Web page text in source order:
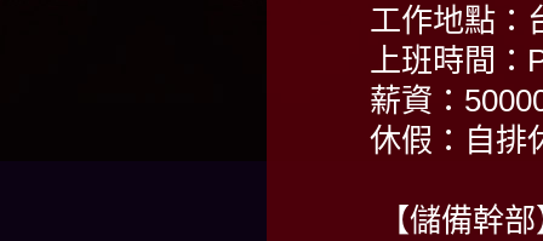
工作地點：
上班時間：
薪資：
休假：自排
【儲備幹